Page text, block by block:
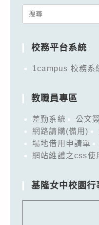
Search
校務平台系統
1campus 校務系
教職員專區
差勤系統 公文
網路請購(備用)
場地借用申請單
網站維護之css使
基隆女中校園行